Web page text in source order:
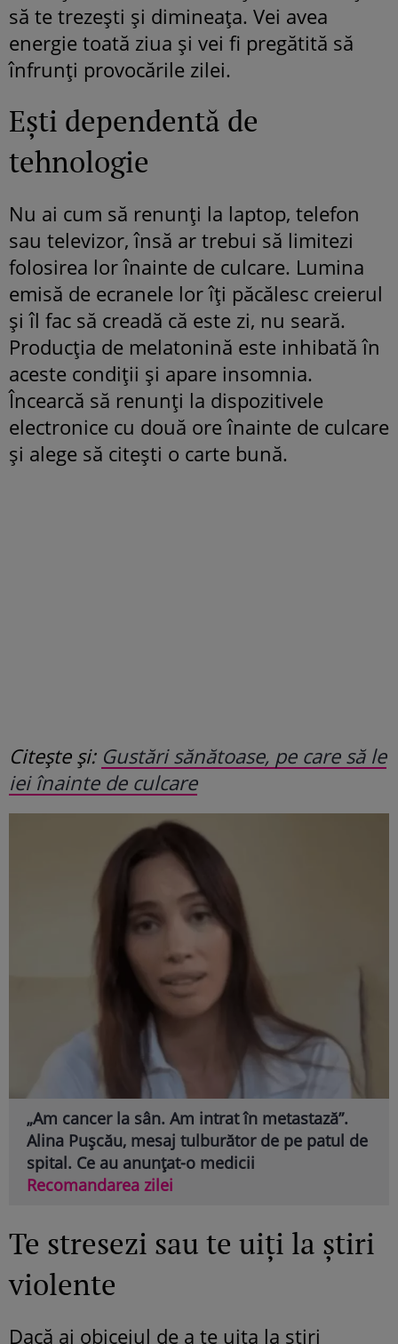
să te trezești și dimineața. Vei avea
energie toată ziua și vei fi pregătită să
înfrunți provocările zilei.
Ești dependentă de
tehnologie
Nu ai cum să renunți la laptop, telefon
sau televizor, însă ar trebui să limitezi
folosirea lor înainte de culcare. Lumina
emisă de ecranele lor îți păcălesc creierul
și îl fac să creadă că este zi, nu seară.
Producția de melatonină este inhibată în
aceste condiții și apare insomnia.
Încearcă să renunți la dispozitivele
electronice cu două ore înainte de culcare
și alege să citești o carte bună.
Citește și: Gustări sănătoase, pe care să le
iei înainte de culcare
„Am cancer la sân. Am intrat în metastază”.
Alina Pușcău, mesaj tulburător de pe patul de
spital. Ce au anunțat-o medicii
Recomandarea zilei
Te stresezi sau te uiți la știri
violente
Dacă ai obiceiul de a te uita la știri